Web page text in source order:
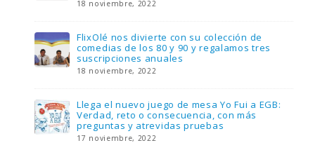
18 noviembre, 2022
FlixOlé nos divierte con su colección de
comedias de los 80 y 90 y regalamos tres
suscripciones anuales
18 noviembre, 2022
Llega el nuevo juego de mesa Yo Fui a EGB:
Verdad, reto o consecuencia, con más
preguntas y atrevidas pruebas
17 noviembre, 2022